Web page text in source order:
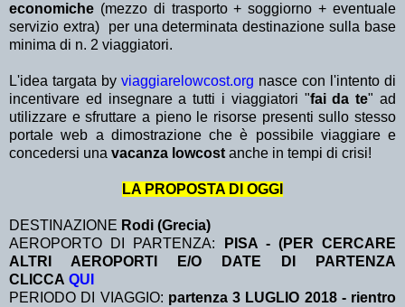
economiche (mezzo di trasporto + soggiorno + eventuale
servizio extra)
per una determinata destinazione sulla base
minima di n. 2 viaggiatori.
L'idea targata by viaggiarelowcost.org nasce con l'intento di
incentivare ed insegnare a tutti i viaggiatori "fai da te" ad
utilizzare e sfruttare a pieno le risorse presenti sullo stesso
portale web a dimostrazione che è possibile viaggiare e
concedersi una vacanza lowcost anche in tempi di crisi!
LA PROPOSTA DI OGGI
DESTINAZIONE Rodi (Grecia)
AEROPORTO DI PARTENZA:
PISA - (PER CERCARE
ALTRI AEROPORTI E/O DATE DI PARTENZA
CLICCA QUI
PERIODO DI VIAGGIO: partenza 3 LUGLIO 2018 - rientro